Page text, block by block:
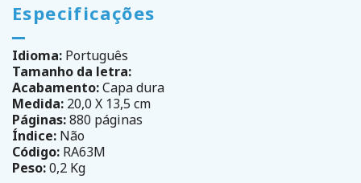
Especificações
Idioma: Português
Tamanho da letra:
Acabamento:Capa dura
Medida: 20,0 X 13,5 cm
Páginas:880 páginas
Índice: Não
Código: RA63M
Peso:0,2 Kg